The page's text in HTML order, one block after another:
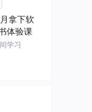
拿下软
体验课
学习